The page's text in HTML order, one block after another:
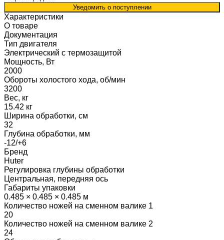
Уведомить о поступлении
Характеристики
О товаре
Документация
Тип двигателя
Электрический с термозащитой
Мощность, Вт
2000
Обороты холостого хода, об/мин
3200
Вес, кг
15.42 кг
Ширина обработки, см
32
Глубина обработки, мм
-12/+6
Бренд
Huter
Регулировка глубины обработки
Центральная, передняя ось
Габариты упаковки
0.485 × 0.485 × 0.485 м
Количество ножей на сменном валике 1
20
Количество ножей на сменном валике 2
24